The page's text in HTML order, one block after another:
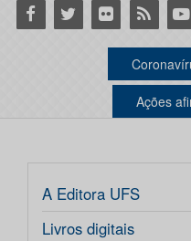
Facebook
Twitter Flickr RSS
Ações
A Editora UFS
Livros digitais